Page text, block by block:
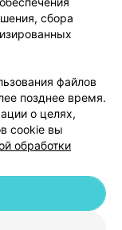
сбора
файлов
позднее время.
о целях,
cookie вы
обработки